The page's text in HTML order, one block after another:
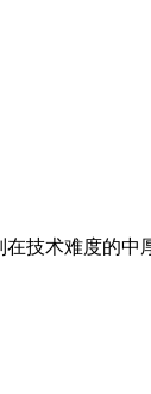
技术难度的中